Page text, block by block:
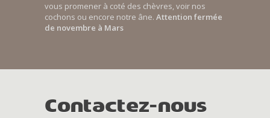
vous promener à coté des chèvres, voir nos
cochons ou encore notre âne. Attention fermée
de novembre à Mars
Contactez-nous